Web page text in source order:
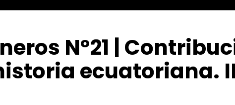
Nº21 |
ecuatoriana.